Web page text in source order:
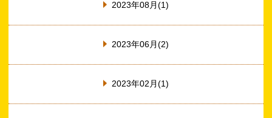
2023年08月(1)
2023年06月(2)
2023年02月(1)